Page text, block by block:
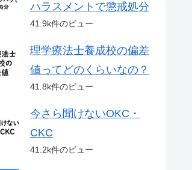
ハラスメントで懲戒処分
41.9k件のビュー
理学療法士養成校の偏差
値ってどのくらいなの？
41.8k件のビュー
今さら聞けないOKC・
CKC
41.2k件のビュー